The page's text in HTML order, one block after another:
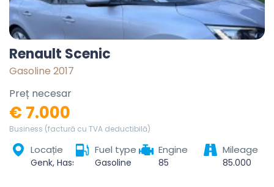
Renault Scenic
Gasoline 2017
Preț necesar
€ 7.000
Business (factură cu TVA deductibilă)
Locație Fuel type
Gasoline
Engine
85
Mileage
85.000